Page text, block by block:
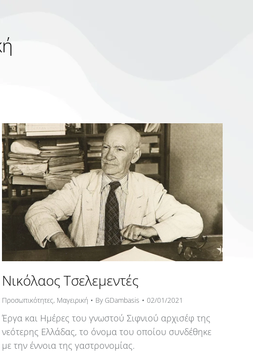
Νικόλαος Τσελεμεντές
Προσωπικότητες, Μαγειρική By GDambasis 02/01/2021
Έργα και Ημέρες του γνωστού Σιφνιού αρχισέφ της
νεότερης Ελλάδας, το όνομα του οποίου συνδέθηκε
με την έννοια της γαστρονομίας.